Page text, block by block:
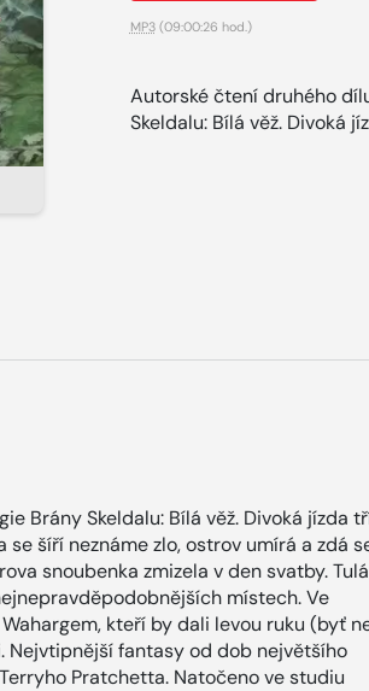
MP3(09:00:26 hod.)
Autorské čtení druhého
Skeldalu: Bílá věž. Divoká
Brány Skeldalu: Bílá věž. Divoká jízda
šíří neznáme zlo, ostrov umírá a zdá
snoubenka zmizela v den svatby.
místech. Ve
kteří by dali levou ruku (byť
Nejvtipnější fantasy od dob největšího
Pratchetta. Natočeno ve studiu